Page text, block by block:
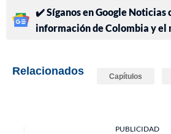
✔️ Síganos en Google Noticias
información de Colombia y el
Relacionados Capítulos
PUBLICIDAD